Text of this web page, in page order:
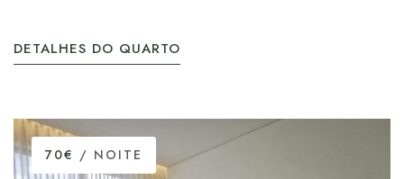
DETALHES DO QUARTO
70€ / NOITE